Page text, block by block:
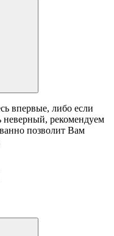
впервые, либо если
неверный, рекомендуем
позволит Вам